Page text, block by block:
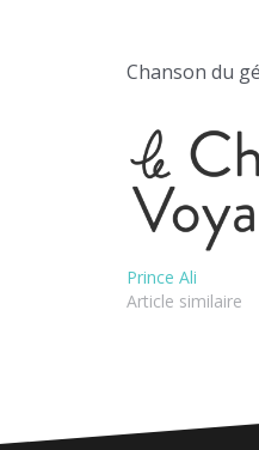
Chanson du
Prince Ali
Article similaire